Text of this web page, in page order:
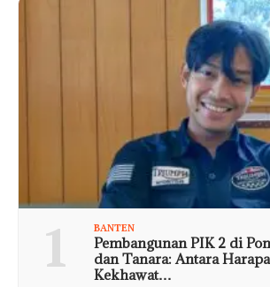
1 BANTEN
Pembangunan PIK 2 di
dan Tanara: Antara
Kekhawat…